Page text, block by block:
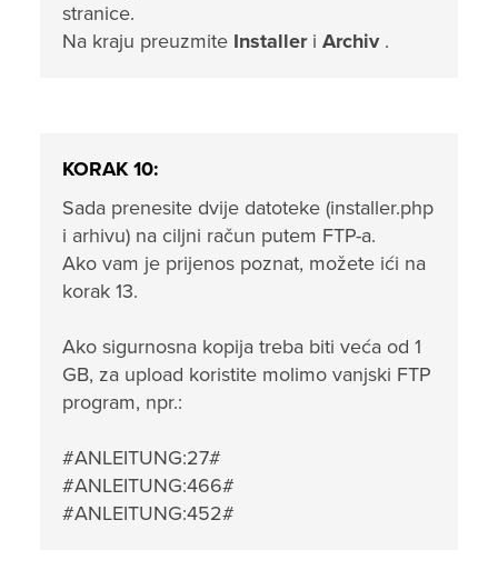
stranice.
Na kraju preuzmite Installer i Archiv .
KORAK 10:
Sada prenesite dvije datoteke (installer.php
i arhivu) na ciljni račun putem FTP-a.
Ako vam je prijenos poznat, možete ići na
korak 13.
Ako sigurnosna kopija treba biti veća od 1
GB, za upload koristite molimo vanjski FTP
program, npr.:
#ANLEITUNG:27#
#ANLEITUNG:466#
#ANLEITUNG:452#